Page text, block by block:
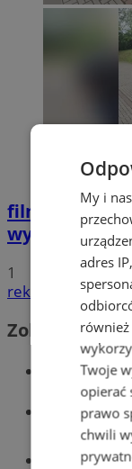
film
Potrącił
wypadku.
1
reklama
Zobacz
My i
adres
Twoje
opierać
prawo
chwili